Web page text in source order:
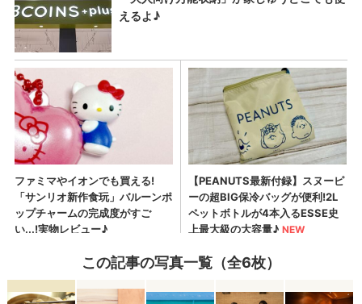
この記事の写真一覧（全6枚）